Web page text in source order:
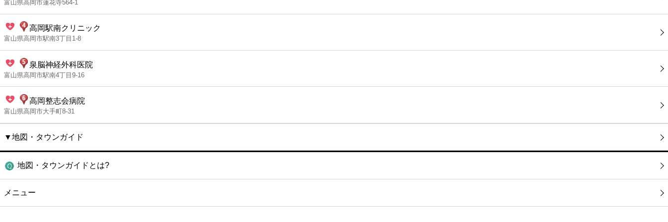
富山県高岡市蓮花寺564-1
高岡駅南クリニック
富山県高岡市駅南3丁目1-8
泉脳神経外科医院
富山県高岡市駅南4丁目9-16
高岡整志会病院
富山県高岡市大手町8-31
▼地図・タウンガイド
地図・タウンガイドとは?
メニュー